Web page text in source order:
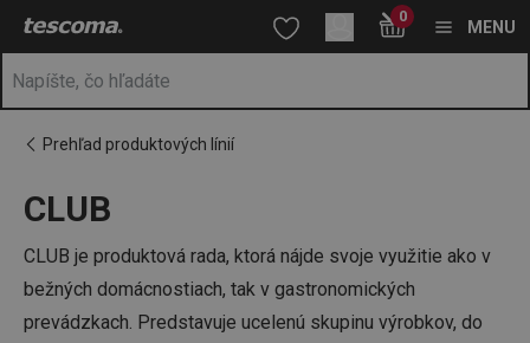
Prejsť na hlavný obsah
Prejsť na vyhľadávanie
Prejsť na navigáciu 0
MENU
Prehľad produktových línií
CLUB
CLUB je produktová rada, ktorá nájde svoje využitie ako v
bežných domácnostiach, tak v gastronomických
prevádzkach. Predstavuje ucelenú skupinu výrobkov, do